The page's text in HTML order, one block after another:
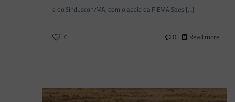
e do Sinduscon/MA, com o apoio da FIEMA.Saes […]
0 0 Read more